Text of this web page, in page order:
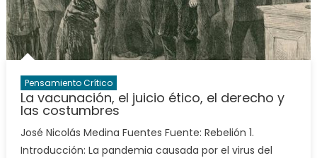
Pensamiento Crítico
La vacunación, el juicio ético, el derecho y
las costumbres
José Nicolás Medina Fuentes Fuente: Rebelión 1.
Introducción: La pandemia causada por el virus del